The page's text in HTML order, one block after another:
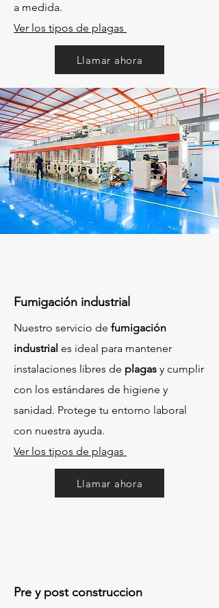
a medida.
Ver los tipos de plagas
Llamar ahora
Fumigación industrial
Nuestro servicio de fumigación
industrial es ideal para mantener
instalaciones libres de plagas y cumplir
con los estándares de higiene y
sanidad. Protege tu entorno laboral
con nuestra ayuda.
Ver los tipos de plagas
Llamar ahora
Pre y post construccion